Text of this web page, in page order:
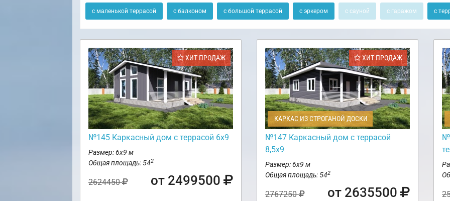
с маленькой террасой с балконом с большой террасой с эркером с сауной с гаражом с
ХИТ ПРОДАЖ
№145 Каркасный дом с террасой 6х9
Размер: 6х9 м
Общая площадь: 542
2624450 от 2499500
ХИТ ПРОДАЖ
КАРКАС ИЗ СТРОГАНОЙ ДОСКИ
№147 Каркасный дом с террасой
8,5х9
Размер: 6х9 м
Общая площадь: 542
2767250 от 2635500